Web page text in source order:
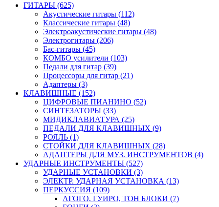
ГИТАРЫ (625)
Акустические гитары (112)
Классические гитары (48)
Электроакустические гитары (48)
Электрогитары (206)
Бас-гитары (45)
КОМБО усилители (103)
Педали для гитар (39)
Процессоры для гитар (21)
Адаптеры (3)
КЛАВИШНЫЕ (152)
ЦИФРОВЫЕ ПИАНИНО (52)
СИНТЕЗАТОРЫ (33)
МИДИКЛАВИАТУРА (25)
ПЕДАЛИ ДЛЯ КЛАВИШНЫХ (9)
РОЯЛЬ (1)
СТОЙКИ ДЛЯ КЛАВИШНЫХ (28)
АДАПТЕРЫ ДЛЯ МУЗ. ИНСТРУМЕНТОВ (4)
УДАРНЫЕ ИНСТРУМЕНТЫ (527)
УДАРНЫЕ УСТАНОВКИ (3)
ЭЛЕКТР. УДАРНАЯ УСТАНОВКА (13)
ПЕРКУССИЯ (109)
АГОГО, ГУИРО, ТОН БЛОКИ (7)